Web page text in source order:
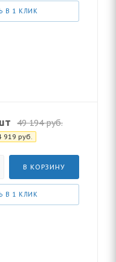
В 1 КЛИК
49 194руб.
919 руб.
В КОРЗИНУ
В 1 КЛИК